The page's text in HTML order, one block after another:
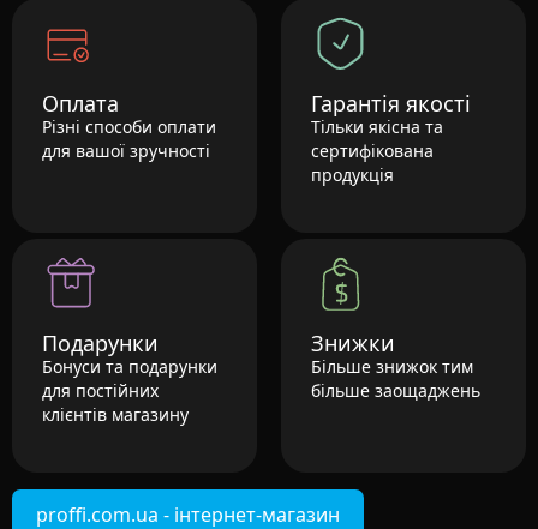
Оплата
Різні способи оплати
для вашої зручності
Гарантія якості
Тільки якісна та
сертифікована
продукція
Подарунки
Бонуси та подарунки
для постійних
клієнтів магазину
Знижки
Більше знижок тим
більше заощаджень
proffi.com.ua - інтернет-магазин